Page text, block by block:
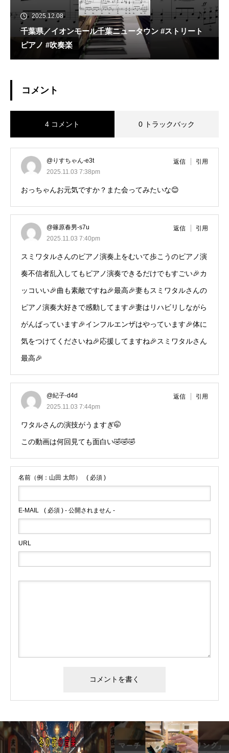
2025.12.08
千葉県／イオンモール千葉ニュータウン #ストリート
ピアノ #吹奏楽
コメント
4 コメント 0 トラックバック
@りすちゃん-e3t
2025.11.03 7:38pm
返信 引用
おっちゃんお元気ですか？また会ってみたいな😊
@篠原春男-s7u
2025.11.03 7:40pm
返信 引用
スミワタルさんのピアノ演奏上をむいて歩こうのピアノ演
奏不信者乱入してもピアノ演奏できるだけでもすごい🎉カ
ッコいい🎉曲も素敵ですね🎉最高🎉妻もスミワタルさんの
ピアノ演奏大好きで感動してます🎉妻はリハビリしながら
がんばっています🎉インフルエンザはやっています🎉体に
気をつけてくださいね🎉応援してますね🎉スミワタルさん
最高🎉
@紀子-d4d
2025.11.03 7:44pm
返信 引用
ワタルさんの演技がうますぎ🤭
この動画は何回見ても面白い🤣🤣🤣
名前（例：山田 太郎） ( 必須 )
E-MAIL ( 必須 ) - 公開されません -
URL